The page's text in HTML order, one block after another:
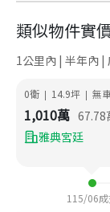
類似物件實
1公里內 | 半年內 |
0衛 | 14.9坪 | 無
1,010萬 67.78
雅典宮廷
115/06